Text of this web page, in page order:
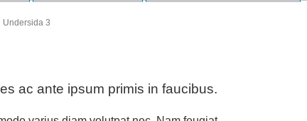
Undersida 3
ac ante ipsum primis in faucibus.